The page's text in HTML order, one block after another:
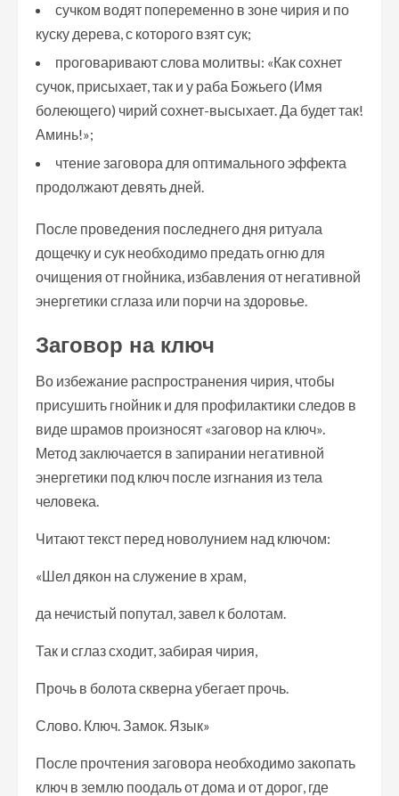
сучком водят попеременно в зоне чирия и по
куску дерева, с которого взят сук;
проговаривают слова молитвы: «Как сохнет
сучок, присыхает, так и у раба Божьего (Имя
болеющего) чирий сохнет-высыхает. Да будет так!
Аминь!»;
чтение заговора для оптимального эффекта
продолжают девять дней.
После проведения последнего дня ритуала
дощечку и сук необходимо предать огню для
очищения от гнойника, избавления от негативной
энергетики сглаза или порчи на здоровье.
Заговор на ключ
Во избежание распространения чирия, чтобы
присушить гнойник и для профилактики следов в
виде шрамов произносят «заговор на ключ».
Метод заключается в запирании негативной
энергетики под ключ после изгнания из тела
человека.
Читают текст перед новолунием над ключом:
«Шел дякон на служение в храм,
да нечистый попутал, завел к болотам.
Так и сглаз сходит, забирая чирия,
Прочь в болота скверна убегает прочь.
Слово. Ключ. Замок. Язык»
После прочтения заговора необходимо закопать
ключ в землю поодаль от дома и от дорог, где